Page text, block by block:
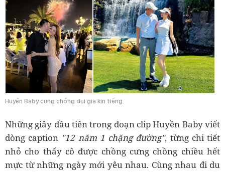
Huyền Baby cùng chồng đại gia kín tiếng.
Những giây đầu tiên trong đoạn clip Huyền Baby viết
dòng caption "12 năm 1 chặng đường", từng chi tiết
nhỏ cho thấy cô được chồng cưng chồng chiều hết
mực từ những ngày mới yêu nhau. Cùng nhau đi du